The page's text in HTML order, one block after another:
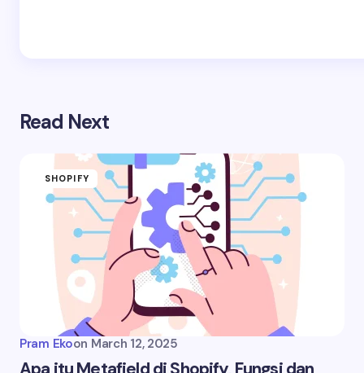
Read Next
SHOPIFY
Pram Ekoon March 12, 2025